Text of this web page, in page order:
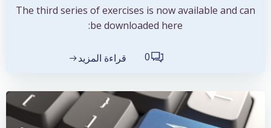
The third series of exercises is now available and can
be downloaded here:
0 قراءة المزيد